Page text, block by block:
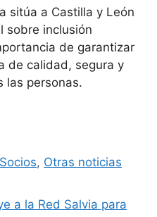
sitúa a Castilla y León
sobre inclusión
de garantizar
de calidad, segura y
las personas.
, Otras noticias
a la Red Salvia para